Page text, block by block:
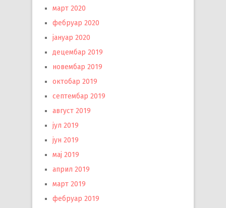
март 2020
фебруар 2020
јануар 2020
децембар 2019
новембар 2019
октобар 2019
септембар 2019
август 2019
јул 2019
јун 2019
мај 2019
април 2019
март 2019
фебруар 2019